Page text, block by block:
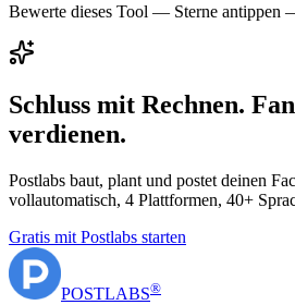
Bewerte dieses Tool — Sterne antippen
Schluss mit Rechnen.
verdienen.
Postlabs baut, plant und postet deinen
vollautomatisch, 4 Plattformen, 40+
Gratis mit Postlabs starten
POSTLABS®